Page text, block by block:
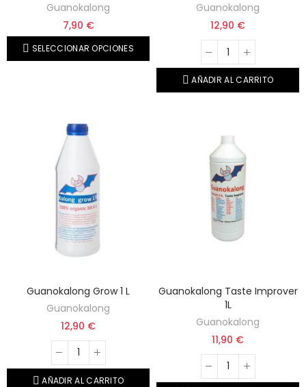
Guanokalong
7,90 €
SELECCIONAR OPCIONES
Guanokalong
12,90 €
AÑADIR AL CARRITO
Guanokalong Grow 1 L
Guanokalong
12,90 €
AÑADIR AL CARRITO
Guanokalong Taste Improver
1L
Guanokalong
11,90 €